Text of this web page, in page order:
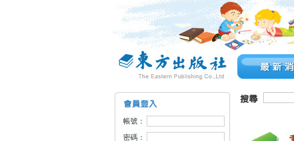
帳號：
密碼：